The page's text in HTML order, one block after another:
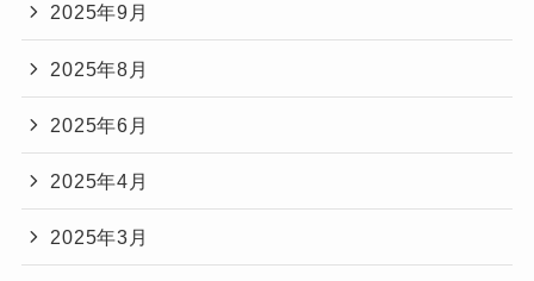
2025年9月
2025年8月
2025年6月
2025年4月
2025年3月